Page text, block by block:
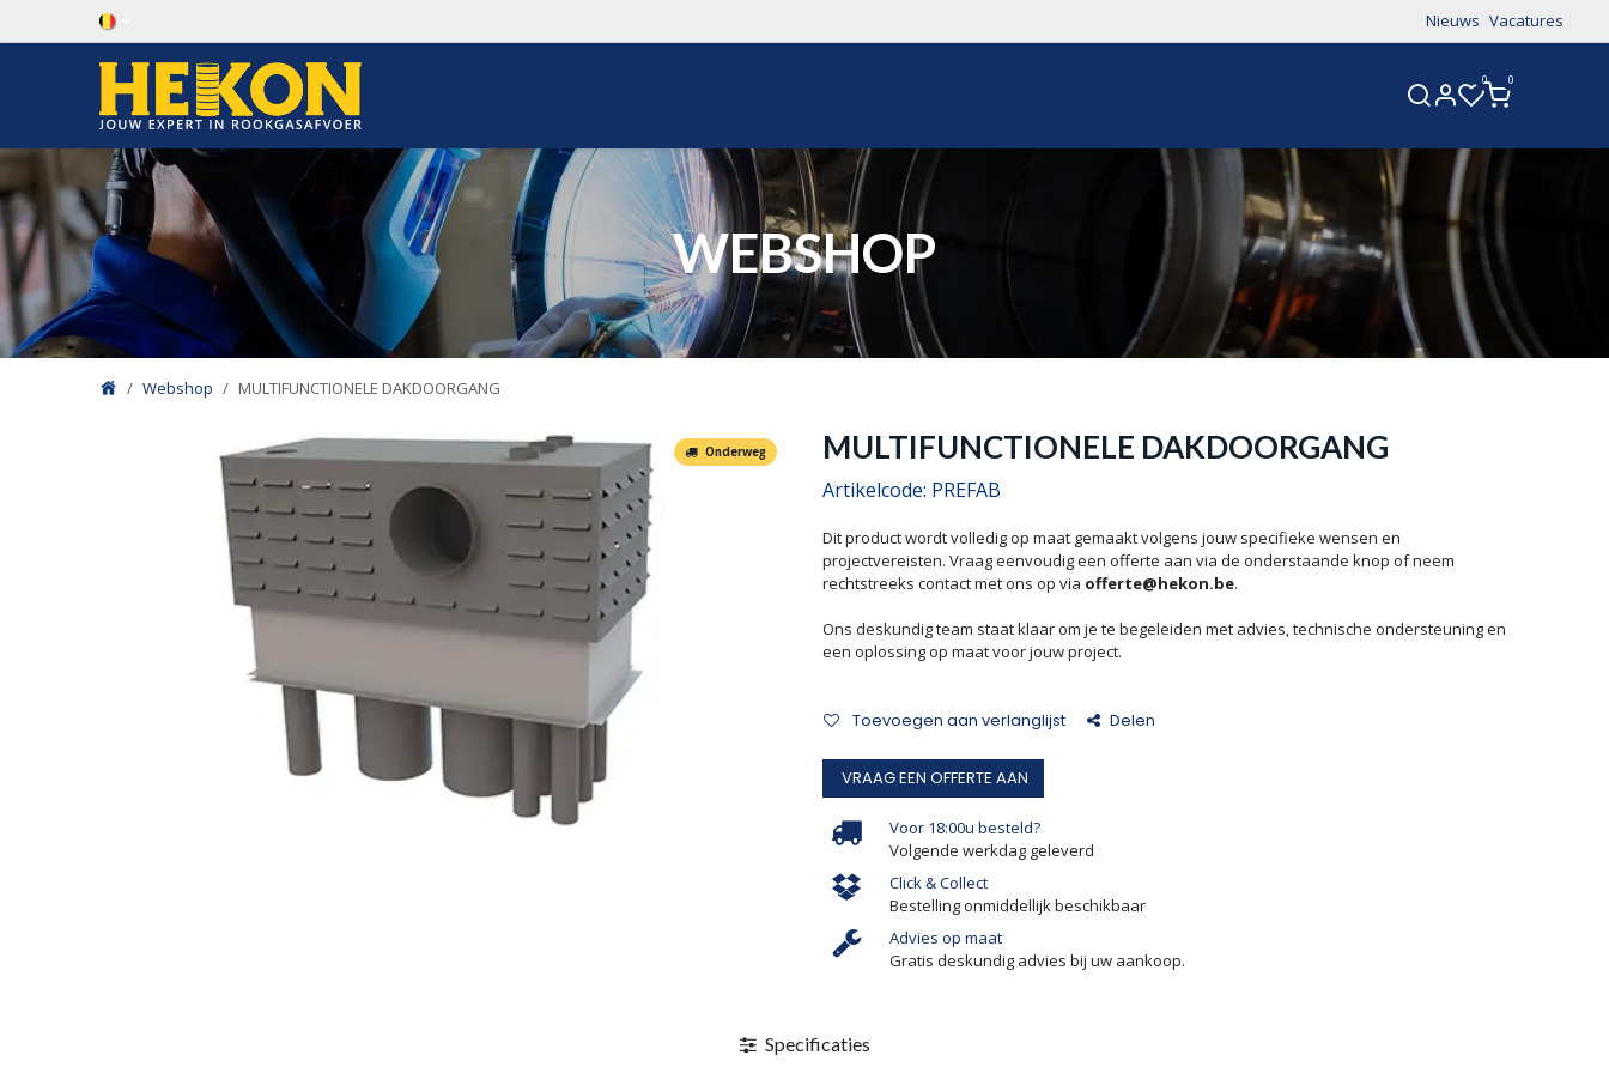
Overslaan naar inhoud Nieuws Vacatures
0 0
WEBSHOP
Webshop MULTIFUNCTIONELE DAKDOORGANG
Onderweg MULTIFUNCTIONELE DAKDOORGANG
Artikelcode: PREFAB
Dit product wordt volledig op maat gemaakt volgens jouw specifieke wensen en
projectvereisten. Vraag eenvoudig een offerte aan via de onderstaande knop of neem
rechtstreeks contact met ons op via offerte@hekon.be.
Ons deskundig team staat klaar om je te begeleiden met advies, technische ondersteuning en
een oplossing op maat voor jouw project.
Toevoegen aan verlanglijst Delen
VRAAG EEN OFFERTE AAN
Voor 18:00u besteld?
Volgende werkdag geleverd
Click & Collect
Bestelling onmiddellijk beschikbaar
Advies op maat
Gratis deskundig advies bij uw aankoop.
Specificaties